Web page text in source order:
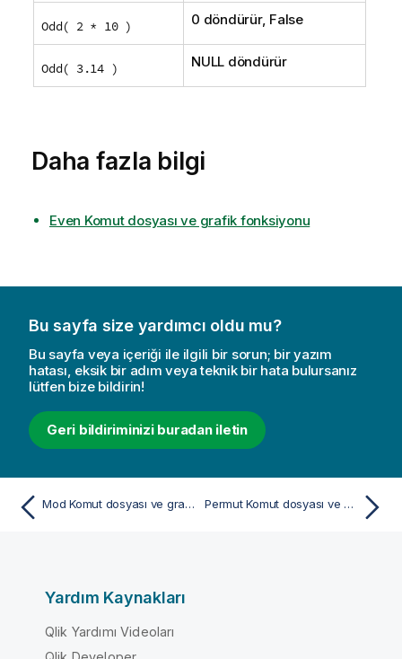
Odd( 2 * 10 ) 0 döndürür, False
Odd( 3.14 ) NULL döndürür
Daha fazla bilgi
Even Komut dosyası ve grafik fonksiyonu
Bu sayfa size yardımcı oldu mu?
Bu sayfa veya içeriği ile ilgili bir sorun; bir yazım
hatası, eksik bir adım veya teknik bir hata bulursanız
lütfen bize bildirin!
Geri bildiriminizi buradan iletin
Mod Komut dosyası ve grafik fonksiyonu Permut Komut dosyası ve grafik fonksiyonu
Yardım Kaynakları
Qlik Yardımı Videoları